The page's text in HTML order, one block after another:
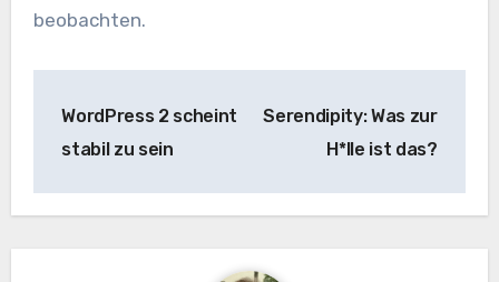
beobachten.
WordPress 2 scheint
stabil zu sein
Serendipity: Was zur
H*lle ist das?